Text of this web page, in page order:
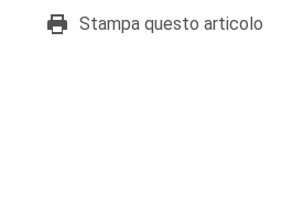
Stampa questo articolo